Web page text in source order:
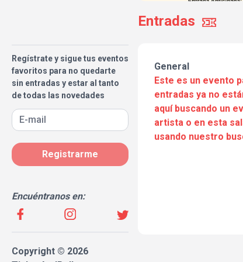
Regístrate y sigue tus eventos
favoritos para no quedarte
sin entradas y estar al tanto
de todas las novedades
Registrarme
Encuéntranos en:
Copyright © 2026
Entradas
General
Este es un evento
entradas ya no
aquí buscando un
artista o en esta
usando nuestro